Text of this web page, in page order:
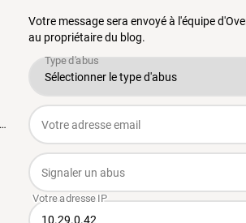
Votre message sera envoyé à l'équipe
au propriétaire du blog.